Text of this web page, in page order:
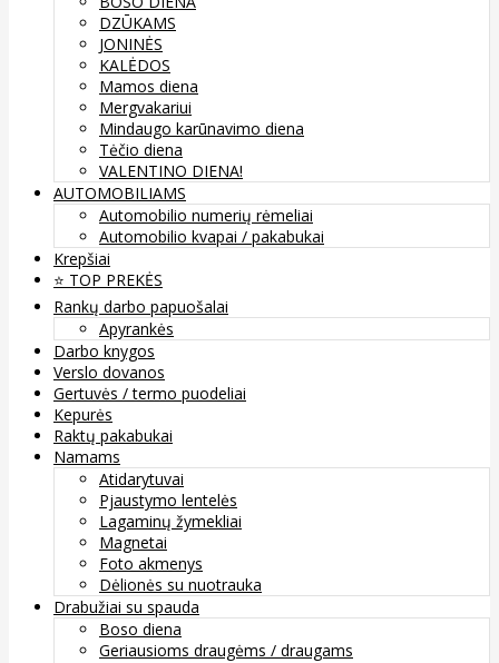
DZŪKAMS
JONINĖS
KALĖDOS
Mamos diena
Mergvakariui
Mindaugo karūnavimo diena
Tėčio diena
VALENTINO DIENA!
AUTOMOBILIAMS
Automobilio numerių rėmeliai
Automobilio kvapai / pakabukai
Krepšiai
⭐️ TOP PREKĖS
Rankų darbo papuošalai
Apyrankės
Darbo knygos
Verslo dovanos
Gertuvės / termo puodeliai
Kepurės
Raktų pakabukai
Namams
Atidarytuvai
Pjaustymo lentelės
Lagaminų žymekliai
Magnetai
Foto akmenys
Dėlionės su nuotrauka
Drabužiai su spauda
Boso diena
Geriausioms draugėms / draugams